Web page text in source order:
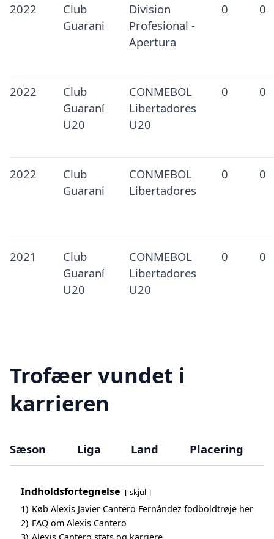
2022
Club
Guarani
Division
Profesional -
Apertura
0 0
2022
Club
Guaraní
U20
CONMEBOL
Libertadores
U20
0 0
2022
Club
Guarani
CONMEBOL
Libertadores
0 0
2021
Club
Guaraní
U20
CONMEBOL
Libertadores
U20
0 0
Trofæer vundet i
karrieren
Sæson Liga Land Placering
Indholdsfortegnelse skjul
1) Køb Alexis Javier Cantero Fernández fodboldtrøje her
2) FAQ om Alexis Cantero